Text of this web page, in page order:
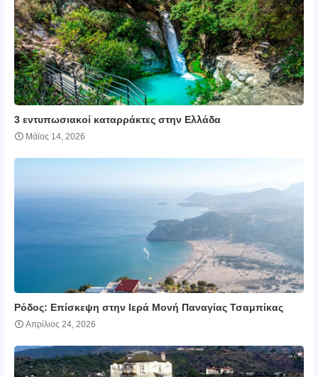
3 εντυπωσιακοί καταρράκτες στην Ελλάδα
Μάϊος 14, 2026
Ρόδος: Επίσκεψη στην Ιερά Μονή Παναγίας Τσαμπίκας
Απρίλιος 24, 2026